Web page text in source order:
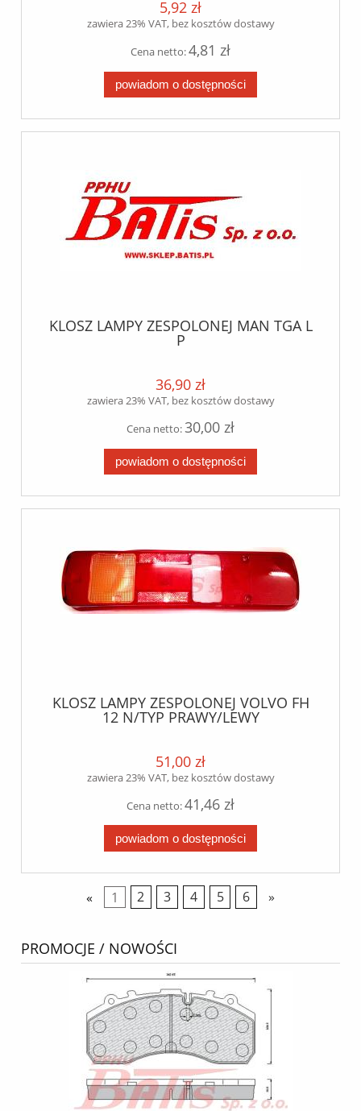
5,92 zł
zawiera 23% VAT, bez kosztów dostawy
Cena netto:4,81 zł
powiadom o dostępności
KLOSZ LAMPY ZESPOLONEJ MAN TGA L
P
36,90 zł
zawiera 23% VAT, bez kosztów dostawy
Cena netto:30,00 zł
powiadom o dostępności
KLOSZ LAMPY ZESPOLONEJ VOLVO FH
12 N/TYP PRAWY/LEWY
51,00 zł
zawiera 23% VAT, bez kosztów dostawy
Cena netto:41,46 zł
powiadom o dostępności
« 1 2 3 4 5 6 »
PROMOCJE / NOWOŚCI